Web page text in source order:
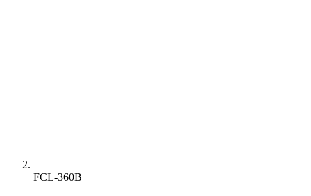
FCL-360B